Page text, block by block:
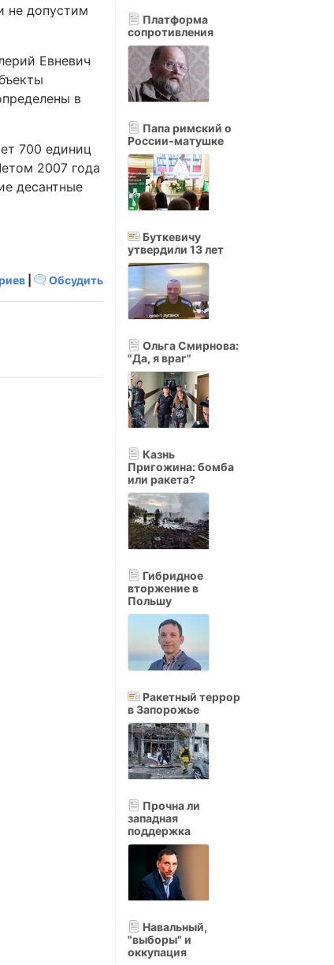
не допустим
Евневич
в
700 единиц
2007 года
десантные
Обсудить
Платформа
сопротивления
Папа римский о
России-матушке
Буткевичу
утвердили 13 лет
Ольга Смирнова:
"Да, я враг"
Казнь
Пригожина: бомба
или ракета?
Гибридное
вторжение в
Польшу
Ракетный террор
в Запорожье
Прочна ли
западная
поддержка
Навальный,
"выборы" и
оккупация